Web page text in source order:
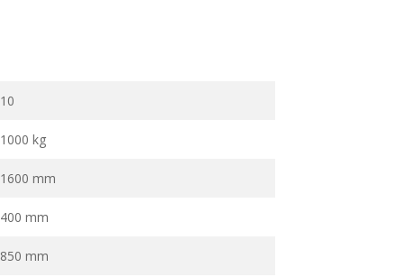
10
1000 kg
1600 mm
400 mm
850 mm